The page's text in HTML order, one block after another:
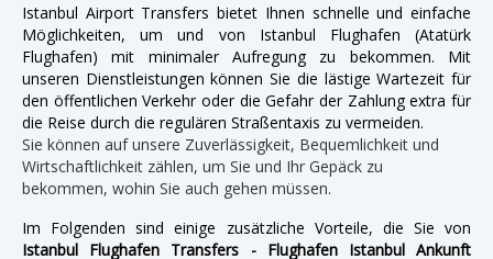
Istanbul Airport Transfers bietet Ihnen schnelle und einfache
Möglichkeiten, um und von Istanbul Flughafen (Atatürk
Flughafen) mit minimaler Aufregung zu bekommen. Mit
unseren Dienstleistungen können Sie die lästige Wartezeit für
den öffentlichen Verkehr oder die Gefahr der Zahlung extra für
die Reise durch die regulären Straßentaxis zu vermeiden.
Sie können auf unsere Zuverlässigkeit, Bequemlichkeit und
Wirtschaftlichkeit zählen, um Sie und Ihr Gepäck zu
bekommen, wohin Sie auch gehen müssen.
Im Folgenden sind einige zusätzliche Vorteile, die Sie von
Istanbul Flughafen Transfers - Flughafen Istanbul Ankunft